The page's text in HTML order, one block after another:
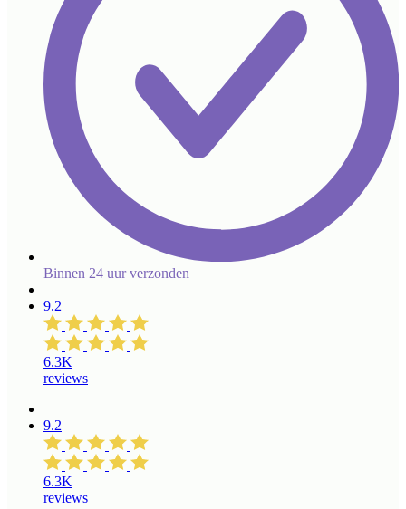
Binnen 24 uur verzonden
9.2
6.3K
reviews
9.2
6.3K
reviews